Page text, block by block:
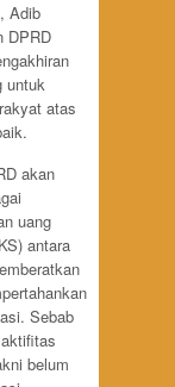
Adib
DPRD
untuk
atas
akan
uang
antara
Sebab
belum